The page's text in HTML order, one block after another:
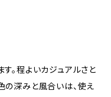
。程よいカジュアルさと
の深みと風合いは、使え